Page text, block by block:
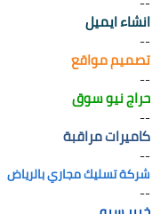
انشاء ايميل
--
تصميم مواقع
--
حراج نيو سوق
--
كاميرات مراقبة
--
شركة تسليك مجاري بالرياض
--